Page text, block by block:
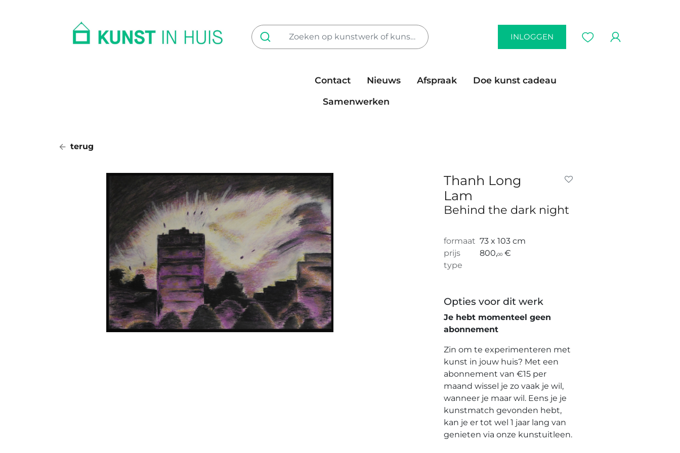
INLOGGEN
Contact Nieuws Afspraak
Doe kunst cadeau
Samenwerken
terug
Thanh Long
Lam
Behind the dark night
formaat 73 x 103 cm
prijs
800,00 €
type
Opties voor dit werk
Je hebt momenteel geen
abonnement
Zin om te experimenteren met
kunst in jouw huis? Met een
abonnement van €15 per
maand wissel je zo vaak je wil,
wanneer je maar wil. Eens je je
kunstmatch gevonden hebt,
kan je er tot wel 1 jaar lang van
genieten via onze kunstuitleen.